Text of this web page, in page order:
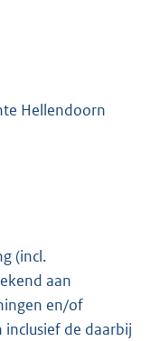
Hellendoorn
(incl.
aan
en/of
de daarbij